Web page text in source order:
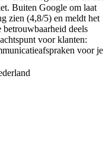
Buiten Google om laat
zien (4,8/5) en meldt het
deels
voor klanten:
voor je